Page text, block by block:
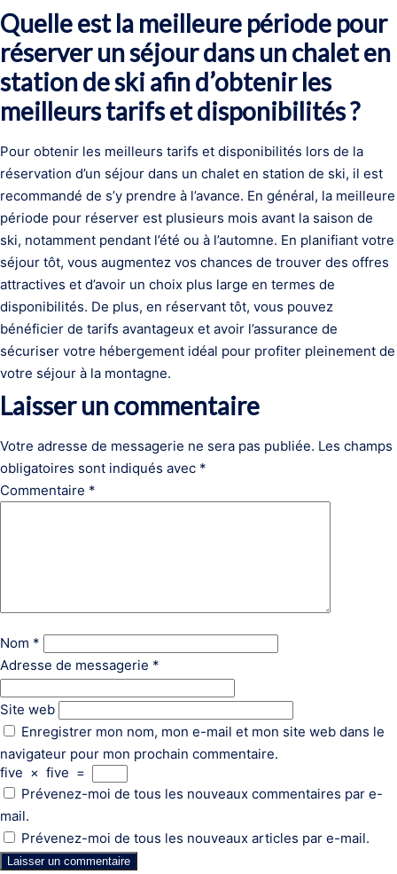
Quelle est la meilleure période pour
réserver un séjour dans un chalet en
station de ski afin d’obtenir les
meilleurs tarifs et disponibilités ?
Pour obtenir les meilleurs tarifs et disponibilités lors de la
réservation d’un séjour dans un chalet en station de ski, il est
recommandé de s’y prendre à l’avance. En général, la meilleure
période pour réserver est plusieurs mois avant la saison de
ski, notamment pendant l’été ou à l’automne. En planifiant votre
séjour tôt, vous augmentez vos chances de trouver des offres
attractives et d’avoir un choix plus large en termes de
disponibilités. De plus, en réservant tôt, vous pouvez
bénéficier de tarifs avantageux et avoir l’assurance de
sécuriser votre hébergement idéal pour profiter pleinement de
votre séjour à la montagne.
Laisser un commentaire
Votre adresse de messagerie ne sera pas publiée. Les champs
obligatoires sont indiqués avec *
Commentaire *
Nom *
Adresse de messagerie *
Site web
Enregistrer mon nom, mon e-mail et mon site web dans le
navigateur pour mon prochain commentaire.
five × five =
Prévenez-moi de tous les nouveaux commentaires par e-
mail.
Prévenez-moi de tous les nouveaux articles par e-mail.